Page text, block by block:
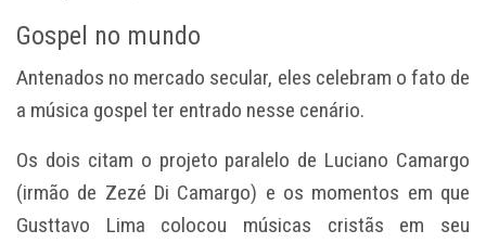
Gospel no mundo
Antenados no mercado secular, eles celebram o fato de
a música gospel ter entrado nesse cenário.
Os dois citam o projeto paralelo de Luciano Camargo
(irmão de Zezé Di Camargo) e os momentos em que
Gusttavo Lima colocou músicas cristãs em seu